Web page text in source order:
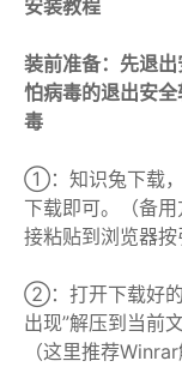
安装教程
装前准备：先退出
怕病毒的退出安
毒
①：知识兔下载，
下载即可。（备
接粘贴到浏览器按
②：打开下载好的
出现”解压到当前
（这里推荐Winrar